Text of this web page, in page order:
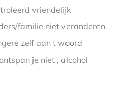
vriendelijk
familie niet veranderen
zelf aan t woord
je niet , alcohol